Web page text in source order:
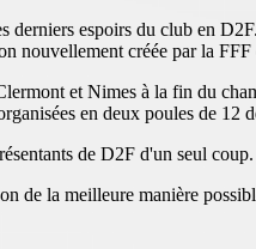
derniers espoirs du club en
nouvellement créée par la FFF
et Nimes à la fin du
en deux poules de 12
de D2F d'un seul
de la meilleure manière